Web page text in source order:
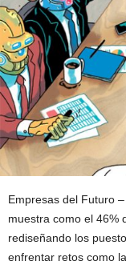
Empresas del Futuro
muestra como el 46%
rediseñando los
enfrentar retos como